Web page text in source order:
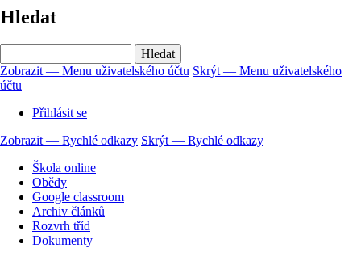
Hledat
Menu
uživatelského
účtu
Zobrazit — Menu uživatelského účtu Skrýt — Menu uživatelského
účtu
Přihlásit se
Rychlé
odkazy
Zobrazit — Rychlé odkazy Skrýt — Rychlé odkazy
Škola online
Obědy
Google classroom
Archiv článků
Rozvrh tříd
Dokumenty